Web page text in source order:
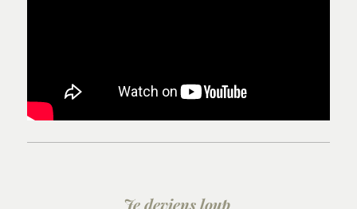
Je deviens loup